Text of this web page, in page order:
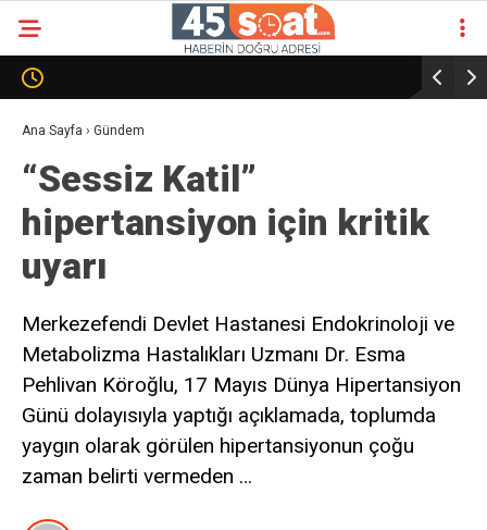
Ana Sayfa › Gündem
“Sessiz Katil”
hipertansiyon için kritik
uyarı
Merkezefendi Devlet Hastanesi Endokrinoloji ve
Metabolizma Hastalıkları Uzmanı Dr. Esma
Pehlivan Köroğlu, 17 Mayıs Dünya Hipertansiyon
Günü dolayısıyla yaptığı açıklamada, toplumda
yaygın olarak görülen hipertansiyonun çoğu
zaman belirti vermeden …